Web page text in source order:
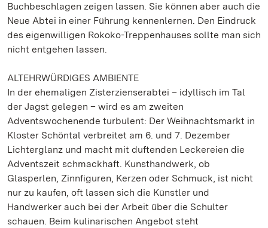
Buchbeschlagen zeigen lassen. Sie können aber auch die
Neue Abtei in einer Führung kennenlernen. Den Eindruck
des eigenwilligen Rokoko-Treppenhauses sollte man sich
nicht entgehen lassen.
ALTEHRWÜRDIGES AMBIENTE
In der ehemaligen Zisterzienserabtei – idyllisch im Tal
der Jagst gelegen – wird es am zweiten
Adventswochenende turbulent: Der Weihnachtsmarkt in
Kloster Schöntal verbreitet am 6. und 7. Dezember
Lichterglanz und macht mit duftenden Leckereien die
Adventszeit schmackhaft. Kunsthandwerk, ob
Glasperlen, Zinnfiguren, Kerzen oder Schmuck, ist nicht
nur zu kaufen, oft lassen sich die Künstler und
Handwerker auch bei der Arbeit über die Schulter
schauen. Beim kulinarischen Angebot steht